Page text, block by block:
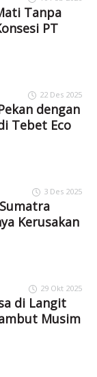
Tanpa
PT
22 Des 2025
dengan
Tebet Eco
3 Des 2025
Kerusakan
29 Okt 2025
di Langit
Musim